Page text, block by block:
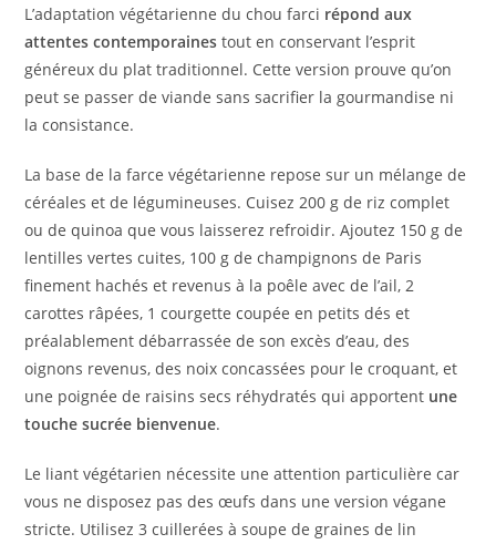
L’adaptation végétarienne du chou farci répond aux
attentes contemporaines tout en conservant l’esprit
généreux du plat traditionnel. Cette version prouve qu’on
peut se passer de viande sans sacrifier la gourmandise ni
la consistance.
La base de la farce végétarienne repose sur un mélange de
céréales et de légumineuses. Cuisez 200 g de riz complet
ou de quinoa que vous laisserez refroidir. Ajoutez 150 g de
lentilles vertes cuites, 100 g de champignons de Paris
finement hachés et revenus à la poêle avec de l’ail, 2
carottes râpées, 1 courgette coupée en petits dés et
préalablement débarrassée de son excès d’eau, des
oignons revenus, des noix concassées pour le croquant, et
une poignée de raisins secs réhydratés qui apportent une
touche sucrée bienvenue.
Le liant végétarien nécessite une attention particulière car
vous ne disposez pas des œufs dans une version végane
stricte. Utilisez 3 cuillerées à soupe de graines de lin